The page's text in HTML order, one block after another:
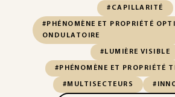
#CAPILLARITÉ
#PHÉNOMÈNE ET PROPRIÉTÉ
ONDULATOIRE
#LUMIÈRE VISIBLE
#PHÉNOMÈNE ET PROPRIÉTÉ
#MULTISECTEURS